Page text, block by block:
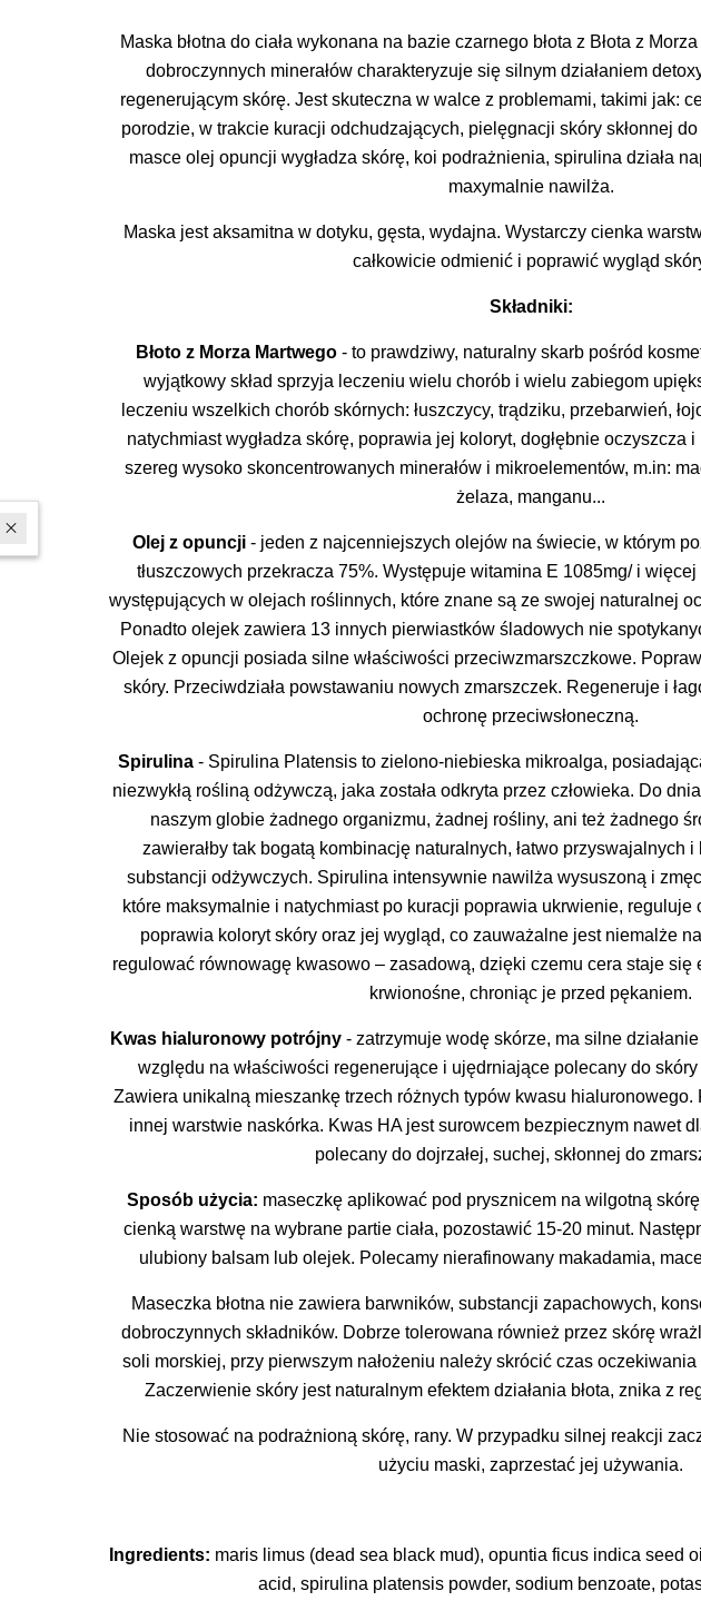
Maska błotna do ciała wykonana na bazie czarnego błota z Błota z
dobroczynnych minerałów charakteryzuje się silnym działaniem
regenerującym skórę. Jest skuteczna w walce z problemami, takimi jak:
porodzie, w trakcie kuracji odchudzających, pielęgnacji skóry skłonnej
masce olej opuncji wygładza skórę, koi podrażnienia, spirulina działa
maxymalnie nawilża.
Maska jest aksamitna w dotyku, gęsta, wydajna. Wystarczy cienka
całkowicie odmienić i poprawić wygląd
Składniki:
Błoto z Morza Martwego- to prawdziwy, naturalny skarb pośród
wyjątkowy skład sprzyja leczeniu wielu chorób i wielu zabiegom
leczeniu wszelkich chorób skórnych: łuszczycy, trądziku, przebarwień,
natychmiast wygładza skórę, poprawia jej koloryt, dogłębnie oczyszcza
szereg wysoko skoncentrowanych minerałów i mikroelementów, m.in:
żelaza, manganu...
Olej z opuncji- jeden z najcenniejszych olejów na świecie, w którym
tłuszczowych przekracza 75%. Występuje witamina E 1085mg/ i
występujących w olejach roślinnych, które znane są ze swojej naturalnej
Ponadto olejek zawiera 13 innych pierwiastków śladowych nie
Olejek z opuncji posiada silne właściwości przeciwzmarszczkowe.
skóry. Przeciwdziała powstawaniu nowych zmarszczek. Regeneruje i
ochronę przeciwsłoneczną.
Spirulina - Spirulina Platensis to zielono-niebieska mikroalga,
niezwykłą rośliną odżywczą, jaka została odkryta przez człowieka. Do
naszym globie żadnego organizmu, żadnej rośliny, ani też żadnego
zawierałby tak bogatą kombinację naturalnych, łatwo przyswajalnych
substancji odżywczych. Spirulina intensywnie nawilża wysuszoną i
które maksymalnie i natychmiast po kuracji poprawia ukrwienie, reguluje
poprawia koloryt skóry oraz jej wygląd, co zauważalne jest niemalże
regulować równowagę kwasowo – zasadową, dzięki czemu cera staje się
krwionośne, chroniąc je przed pękaniem.
Kwas hialuronowy potrójny- zatrzymuje wodę skórze, ma silne
względu na właściwości regenerujące i ujędrniające polecany do
Zawiera unikalną mieszankę trzech różnych typów kwasu hialuronowego.
innej warstwie naskórka. Kwas HA jest surowcem bezpiecznym nawet
polecany do dojrzałej, suchej, skłonnej do
Sposób użycia: maseczkę aplikować pod prysznicem na wilgotną
cienką warstwę na wybrane partie ciała, pozostawić 15-20 minut.
ulubiony balsam lub olejek. Polecamy nierafinowany makadamia,
Maseczka błotna nie zawiera barwników, substancji zapachowych,
dobroczynnych składników. Dobrze tolerowana również przez skórę
soli morskiej, przy pierwszym nałożeniu należy skrócić czas
Zaczerwienie skóry jest naturalnym efektem działania błota, znika z
Nie stosować na podrażnioną skórę, rany. W przypadku silnej reakcji
użyciu maski, zaprzestać jej używania.
Ingredients: maris limus (dead sea black mud), opuntia ficus indica seed
acid, spirulina platensis powder, sodium benzoate,
In last 30 days interested in the product